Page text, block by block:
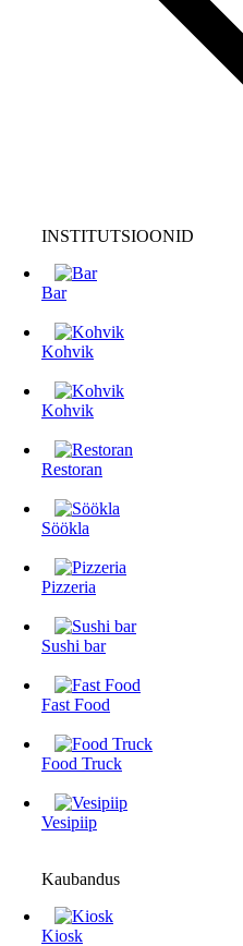
INSTITUTSIOONID
Bar
Kohvik
Kohvik
Restoran
Söökla
Pizzeria
Sushi bar
Fast Food
Food Truck
Vesipiip
Kaubandus
Kiosk